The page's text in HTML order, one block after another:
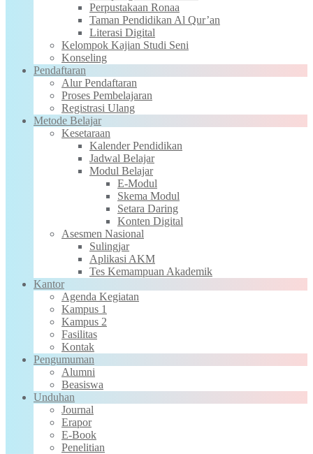
Perpustakaan Ronaa
Taman Pendidikan Al Qur’an
Literasi Digital
Kelompok Kajian Studi Seni
Konseling
Pendaftaran
Alur Pendaftaran
Proses Pembelajaran
Registrasi Ulang
Metode Belajar
Kesetaraan
Kalender Pendidikan
Jadwal Belajar
Modul Belajar
E-Modul
Skema Modul
Setara Daring
Konten Digital
Asesmen Nasional
Sulingjar
Aplikasi AKM
Tes Kemampuan Akademik
Kantor
Agenda Kegiatan
Kampus 1
Kampus 2
Fasilitas
Kontak
Pengumuman
Alumni
Beasiswa
Unduhan
Journal
Erapor
E-Book
Penelitian